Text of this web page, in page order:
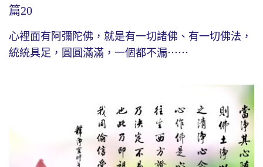
篇20
心裡面有阿彌陀佛，就是有一切諸佛、有一切佛法，
統統具足，圓圓滿滿，一個都不漏⋯⋯